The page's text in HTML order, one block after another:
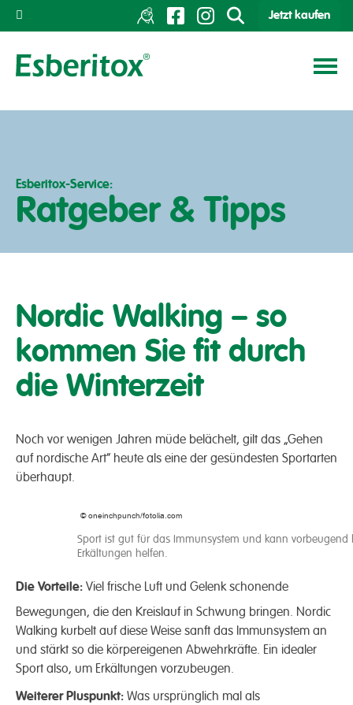
Jetzt kaufen
Esberitox-Service:
Ratgeber & Tipps
Nordic Walking – so
kommen Sie fit durch
die Winterzeit
Noch vor wenigen Jahren müde belächelt, gilt das „Gehen
auf nordische Art“ heute als eine der gesündesten Sportarten
überhaupt.
© oneinchpunch/fotolia.com
Sport ist gut für das Immunsystem und kann vorbeugend
Erkältungen helfen.
Die Vorteile: Viel frische Luft und Gelenk schonende
Bewegungen, die den Kreislauf in Schwung bringen. Nordic
Walking kurbelt auf diese Weise sanft das Immunsystem an
und stärkt so die körpereigenen Abwehrkräfte. Ein idealer
Sport also, um Erkältungen vorzubeugen.
Weiterer Pluspunkt: Was ursprünglich mal als